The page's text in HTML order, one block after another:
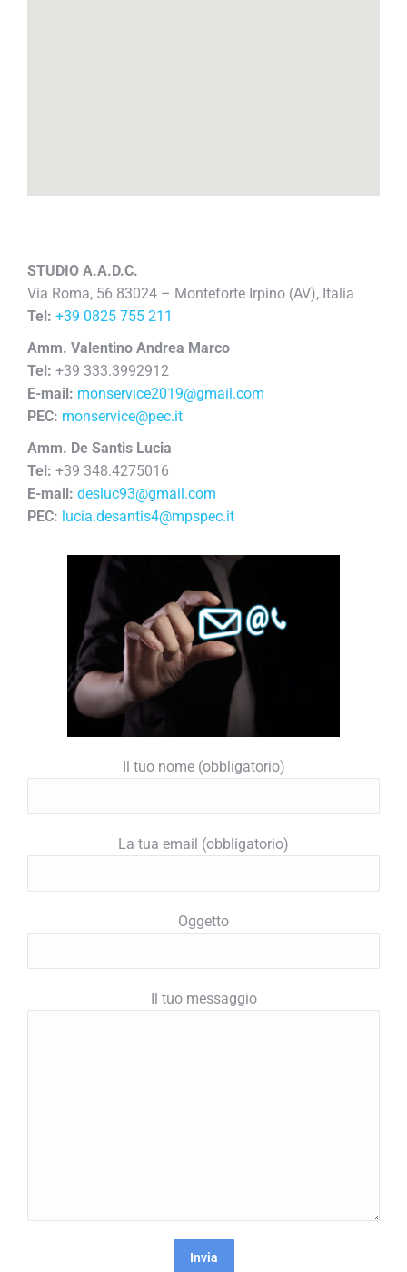
STUDIO A.A.D.C.
Via Roma, 56 83024 – Monteforte Irpino (AV), Italia
Tel: +39 0825 755 211
Amm. Valentino Andrea Marco
Tel: +39 333.3992912
E-mail: monservice2019@gmail.com
PEC: monservice@pec.it
Amm. De Santis Lucia
Tel: +39 348.4275016
E-mail: desluc93@gmail.com
PEC: lucia.desantis4@mpspec.it
Il tuo nome (obbligatorio)
La tua email (obbligatorio)
Oggetto
Il tuo messaggio